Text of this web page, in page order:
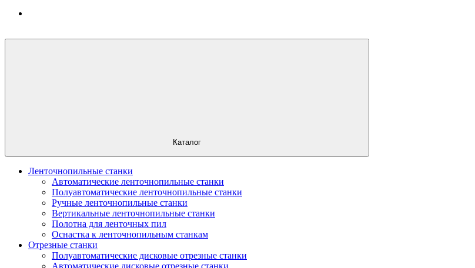
Каталог
Ленточнопильные станки
Автоматические ленточнопильные станки
Полуавтоматические ленточнопильные станки
Ручные ленточнопильные станки
Вертикальные ленточнопильные станки
Полотна для ленточных пил
Оснастка к ленточнопильным станкам
Отрезные станки
Полуавтоматические дисковые отрезные станки
Автоматические дисковые отрезные станки